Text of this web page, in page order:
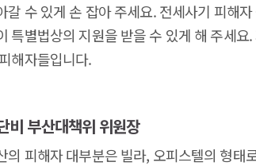
갈 수 있게 손 잡아 주세요. 전세사기 피해
특별법상의 지원을 받을 수 있게 해 주세
해자들입니다.
비 부산대책위 위원장
의 피해자 대부분은 빌라, 오피스텔의 형태